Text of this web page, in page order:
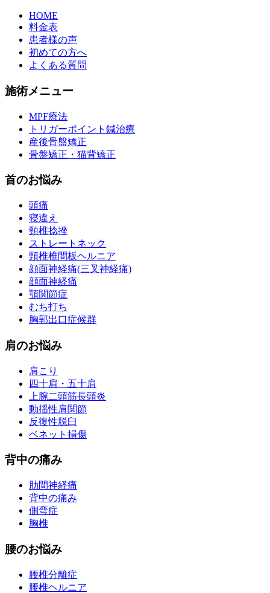
HOME
料金表
患者様の声
初めての方へ
よくある質問
施術メニュー
MPF療法
トリガーポイント鍼治療
産後骨盤矯正
骨盤矯正・猫背矯正
首のお悩み
頭痛
寝違え
頸椎捻挫
ストレートネック
頸椎椎間板ヘルニア
顔面神経痛(三叉神経痛)
顔面神経痛
顎関節症
むち打ち
胸郭出口症候群
肩のお悩み
肩こり
四十肩・五十肩
上腕二頭筋長頭炎
動揺性肩関節
反復性脱臼
ベネット損傷
背中の痛み
肋間神経痛
背中の痛み
側弯症
胸椎
腰のお悩み
腰椎分離症
腰椎ヘルニア